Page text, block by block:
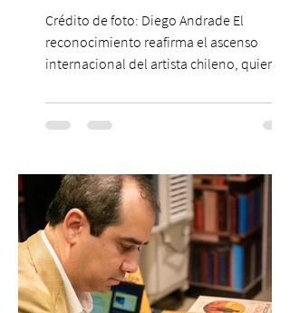
Crédito de foto: Diego Andrade El
reconocimiento reafirma el ascenso
internacional del artista chileno, quien
en la escena global. MIAMI, FL (3 de agosto
de 2026) — FloyyMenor ha sido
Under 21 por tercer año consecutivo,
formando parte una vez más de la
selección anual de la publicación que
destaca a los artistas menores de 21 años
más influyentes de la industria musical.
Este reconocimiento reaf